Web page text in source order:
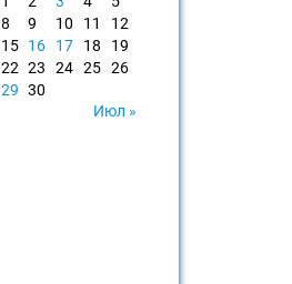
8 9 10 11
12
15 16 17 18
19
22 23 24 25 26
29 30
Июл »